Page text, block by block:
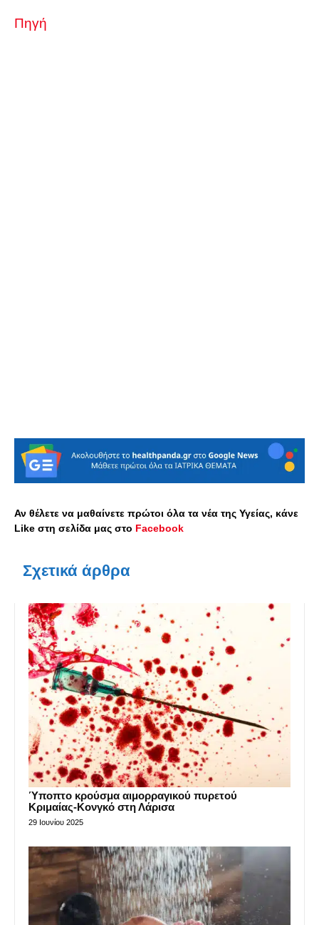
Πηγή
Αν θέλετε να μαθαίνετε πρώτοι όλα τα νέα της Υγείας, κάνε
Like στη σελίδα μας στο Facebook
Σχετικά άρθρα
Ύποπτο κρούσμα αιμορραγικού πυρετού
Κριμαίας-Κονγκό στη Λάρισα
29 Ιουνίου 2025